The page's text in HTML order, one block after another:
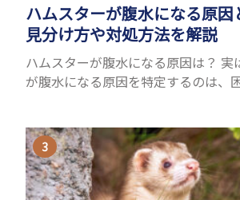
ハムスターが腹水になる原因
見分け方や対処方法を解説
ハムスターが腹水になる原因は？ 実
が腹水になる原因を特定するのは、
理由はさま...